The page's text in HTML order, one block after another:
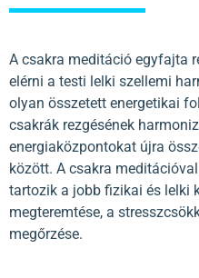
A csakra meditáció egyfajta
elérni a testi lelki szellemi
olyan összetett energetikai
csakrák rezgésének
energiaközpontokat újra
között. A csakra
tartozik a jobb fizikai és lelki
megteremtése, a
megőrzése.